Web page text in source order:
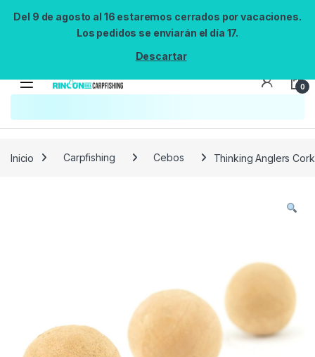
Del 9 de agosto al 16 estaremos cerrados por vacaciones.
Los pedidos se enviarán el día 17.
Descartar
0
Carpfishing Thinking Anglers